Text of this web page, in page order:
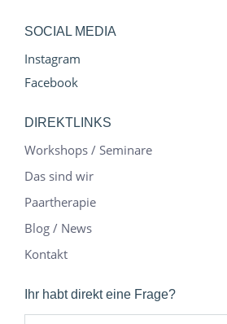
SOCIAL MEDIA
Instagram
Facebook
DIREKTLINKS
Workshops / Seminare
Das sind wir
Paartherapie
Blog / News
Kontakt
Ihr habt direkt eine Frage?